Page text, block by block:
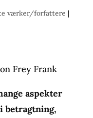
værker/forfattere |
Frey Frank
aspekter
betragtning,